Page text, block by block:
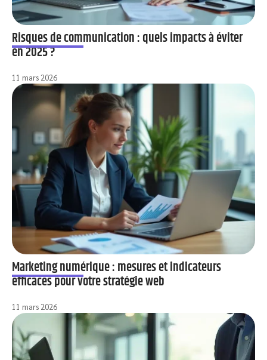
Risques de communication : quels impacts à éviter
en 2025 ?
11 mars 2026
Marketing numérique : mesures et indicateurs
efficaces pour votre stratégie web
11 mars 2026